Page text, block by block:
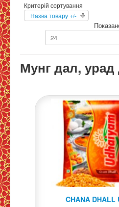
Критерій сортування
Назва товару +/-
Мунг дал, урад
CHANA DHALL